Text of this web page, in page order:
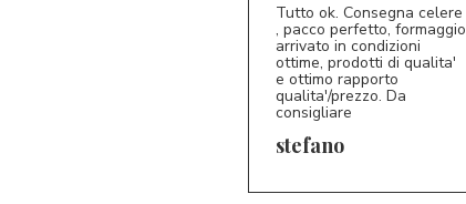
S*
Tutto ok. Consegna celere
, pacco perfetto, formaggio
arrivato in condizioni
ottime, prodotti di qualita'
e ottimo rapporto
qualita'/prezzo. Da
consigliare
stefano